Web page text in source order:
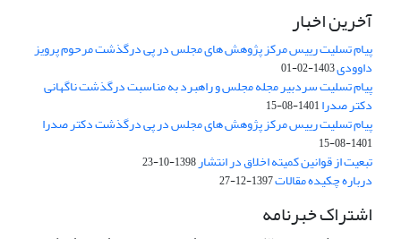
آخرین اخبار
پیام تسلیت رییس مرکز پژوهش های مجلس در پی درگذشت مرحوم پرویز
داوودی1403-02-01
پیام تسلیت سردبیر مجله مجلس و راهبرد به مناسبت درگذشت ناگهانی
دکتر صدرا1401-08-15
پیام تسلیت رییس مرکز پژوهش های مجلس در پی درگذشت دکتر صدرا
1401-08-15
تبعیت از قوانین کمیته اخلاق در انتشار1398-10-23
درباره چکیده مقالات1397-12-27
اشتراک خبرنامه